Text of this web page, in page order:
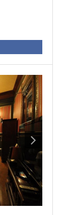
提供為
開放給已完
敬請見諒。
聯繫並依規
自在、安心